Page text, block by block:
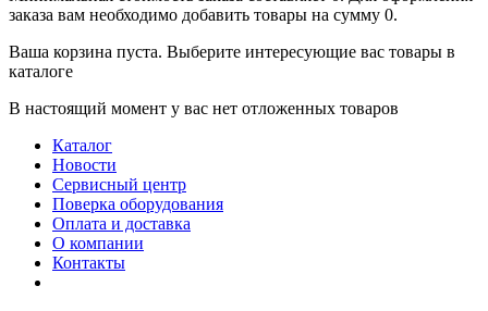
заказа вам необходимо добавить товары на сумму 0.
Ваша корзина пуста. Выберите интересующие вас товары в
каталоге
В настоящий момент у вас нет отложенных товаров
Каталог
Новости
Сервисный центр
Поверка оборудования
Оплата и доставка
О компании
Контакты